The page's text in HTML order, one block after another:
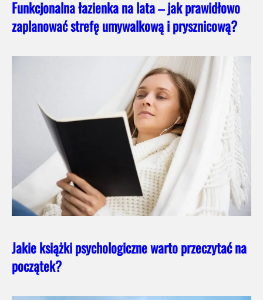
Funkcjonalna łazienka na lata – jak prawidłowo
zaplanować strefę umywalkową i prysznicową?
Jakie książki psychologiczne warto przeczytać na
początek?